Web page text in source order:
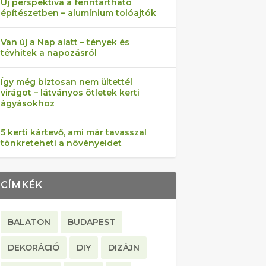
Új perspektíva a fenntartható
építészetben – alumínium tolóajtók
Van új a Nap alatt – tények és
tévhitek a napozásról
Így még biztosan nem ültettél
virágot – látványos ötletek kerti
ágyásokhoz
5 kerti kártevő, ami már tavasszal
tönkreteheti a növényeidet
CÍMKÉK
BALATON BUDAPEST
DEKORÁCIÓ DIY DIZÁJN